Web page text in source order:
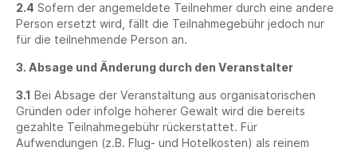
2.4 Sofern der angemeldete Teilnehmer durch eine andere
Person ersetzt wird, fällt die Teilnahmegebühr jedoch nur
für die teilnehmende Person an.
3. Absage und Änderung durch den Veranstalter
3.1 Bei Absage der Veranstaltung aus organisatorischen
Gründen oder infolge höherer Gewalt wird die bereits
gezahlte Teilnahmegebühr rückerstattet. Für
Aufwendungen (z.B. Flug- und Hotelkosten) als reinem